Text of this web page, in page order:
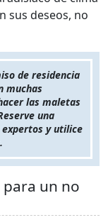
sus deseos, no
de residencia
muchas
las maletas
una
expertos y utilice
un no